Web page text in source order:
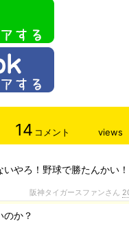
14 コメント views
やろ！野球で勝たんかい！
阪神タイガースファンさん
のか？